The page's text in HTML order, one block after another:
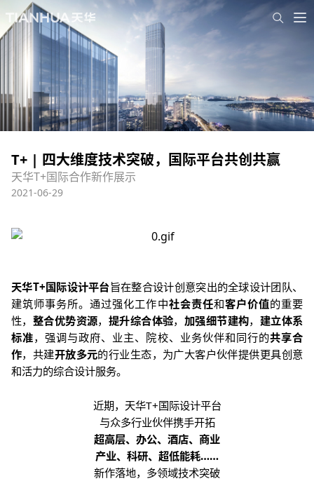
T+ | 四大维度技术突破，国际平台共创共赢
天华T+国际合作新作展示
2021-06-29
天华T+国际设计平台旨在整合设计创意突出的全球设计团队、
建筑师事务所。通过强化工作中社会责任和客户价值的重要
性， 整合优势资源， 提升综合体验， 加强细节建构， 建立体系
标准，强调与政府、业主、院校、业务伙伴和同行的共享合
作，共建开放多元的行业生态，为广大客户伙伴提供更具创意
和活力的综合设计服务。
近期，天华T+国际设计平台
与众多行业伙伴携手开拓
超高层、办公、酒店、商业
产业、科研、超低能耗……
新作落地，多领域技术突破